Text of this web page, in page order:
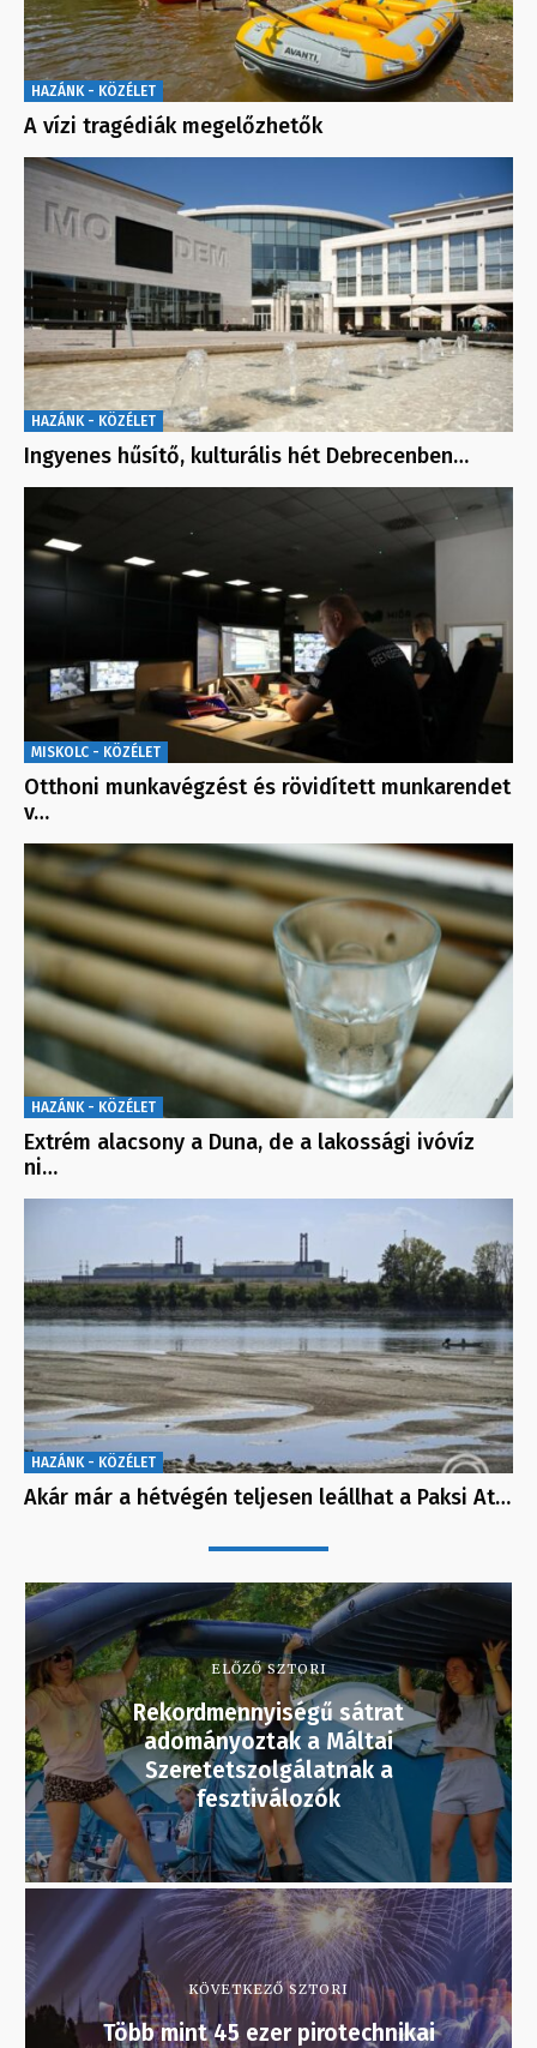
HAZÁNK - KÖZÉLET
A vízi tragédiák megelőzhetők
HAZÁNK - KÖZÉLET
Ingyenes hűsítő, kulturális hét Debrecenben…
MISKOLC - KÖZÉLET
Otthoni munkavégzést és rövidített munkarendet
v…
HAZÁNK - KÖZÉLET
Extrém alacsony a Duna, de a lakossági ivóvíz
ni…
HAZÁNK - KÖZÉLET
Akár már a hétvégén teljesen leállhat a Paksi At…
ELŐZŐ SZTORI
Rekordmennyiségű sátrat
adományoztak a Máltai
Szeretetszolgálatnak a
fesztiválozók
KÖVETKEZŐ SZTORI
Több mint 45 ezer pirotechnikai